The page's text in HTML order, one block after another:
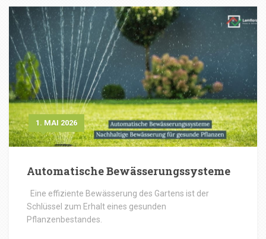
1. MAI 2026
Automatische Bewässerungssysteme
Eine effiziente Bewässerung des Gartens ist der
Schlüssel zum Erhalt eines gesunden
Pflanzenbestandes.